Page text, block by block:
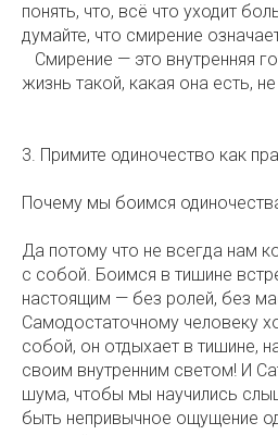
понять, что, всё что уходит
думайте, что смирение
⠀Смирение — это внутренняя
жизнь такой, какая она есть,
3. Примите одиночество как
Почему мы боимся
Да потому что не всегда нам
с собой. Боимся в тишине
настоящим — без ролей, без
Самодостаточному человеку
собой, он отдыхает в тишине,
своим внутренним светом! И
шума, чтобы мы научились
быть непривычное ощущение